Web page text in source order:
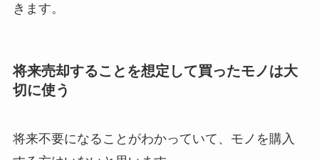
きます。
将来売却することを想定して買ったモノは大
切に使う
将来不要になることがわかっていて、モノを購入